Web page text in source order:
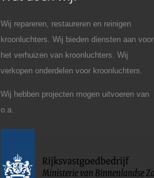
Wij repareren, restaureren en reinigen
kroonluchters. Wij bieden diensten aan voor
het verhuizen van kroonluchters. Wij
verkopen onderdelen voor kroonluchters.
Wij hebben projecten mogen uitvoeren van
o.a.